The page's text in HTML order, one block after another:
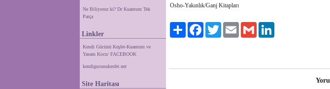
Ne Biliyoruz ki? Dr Kuantum Tek
Parça
Linkler
Kendi Gücünü Keşfet-Kuantum ve
Yasam Kocu/ FACEBOOK
kendigucunukesfet.net
Site Haritası
Osho-Yakınlık/Ganj Kitapları
Paylaş FacebookTwitter Email Gmail